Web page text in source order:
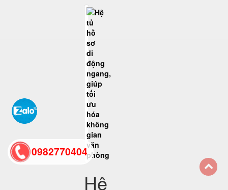
Hệ
0982770404